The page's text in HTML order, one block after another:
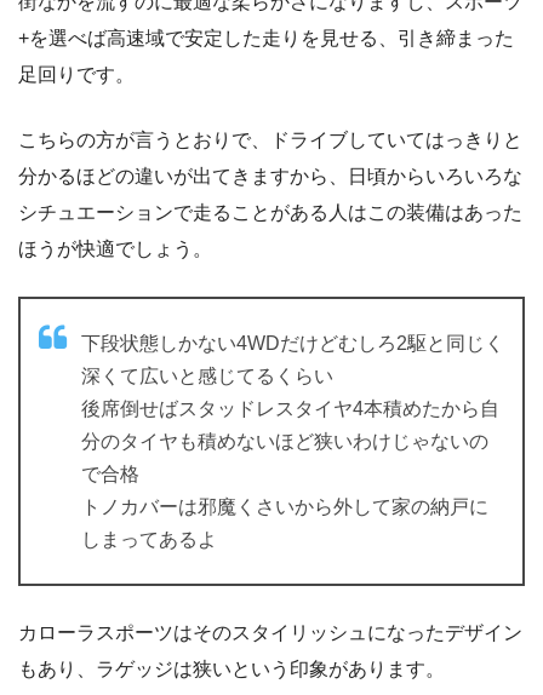
+を選べば高速域で安定した走りを見せる、引き締まった
足回りです。
こちらの方が言うとおりで、ドライブしていてはっきりと
分かるほどの違いが出てきますから、日頃からいろいろな
シチュエーションで走ることがある人はこの装備はあった
ほうが快適でしょう。
下段状態しかない4WDだけどむしろ2駆と同じく
深くて広いと感じてるくらい
後席倒せばスタッドレスタイヤ4本積めたから自
分のタイヤも積めないほど狭いわけじゃないの
で合格
トノカバーは邪魔くさいから外して家の納戸に
しまってあるよ
カローラスポーツはそのスタイリッシュになったデザイン
もあり、ラゲッジは狭いという印象があります。